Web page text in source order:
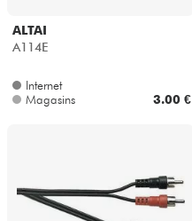
ALTAI
A114E
Internet
Magasins
3.00 €